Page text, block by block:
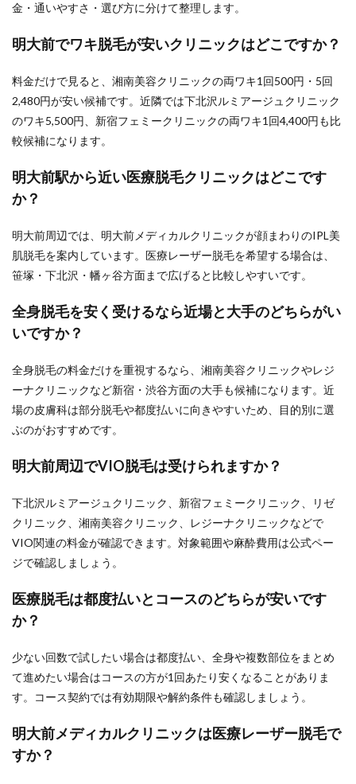
金・通いやすさ・選び方に分けて整理します。
明大前でワキ脱毛が安いクリニックはどこですか？
料金だけで見ると、湘南美容クリニックの両ワキ1回500円・5回
2,480円が安い候補です。近隣では下北沢ルミアージュクリニック
のワキ5,500円、新宿フェミークリニックの両ワキ1回4,400円も比
較候補になります。
明大前駅から近い医療脱毛クリニックはどこです
か？
明大前周辺では、明大前メディカルクリニックが顔まわりのIPL美
肌脱毛を案内しています。医療レーザー脱毛を希望する場合は、
笹塚・下北沢・幡ヶ谷方面まで広げると比較しやすいです。
全身脱毛を安く受けるなら近場と大手のどちらがい
いですか？
全身脱毛の料金だけを重視するなら、湘南美容クリニックやレジ
ーナクリニックなど新宿・渋谷方面の大手も候補になります。近
場の皮膚科は部分脱毛や都度払いに向きやすいため、目的別に選
ぶのがおすすめです。
明大前周辺でVIO脱毛は受けられますか？
下北沢ルミアージュクリニック、新宿フェミークリニック、リゼ
クリニック、湘南美容クリニック、レジーナクリニックなどで
VIO関連の料金が確認できます。対象範囲や麻酔費用は公式ペー
ジで確認しましょう。
医療脱毛は都度払いとコースのどちらが安いです
か？
少ない回数で試したい場合は都度払い、全身や複数部位をまとめ
て進めたい場合はコースの方が1回あたり安くなることがありま
す。コース契約では有効期限や解約条件も確認しましょう。
明大前メディカルクリニックは医療レーザー脱毛で
すか？